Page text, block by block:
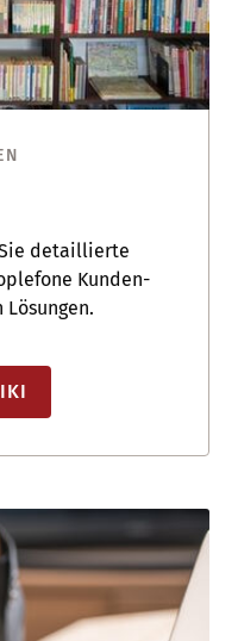
detaillierte
Kunden-